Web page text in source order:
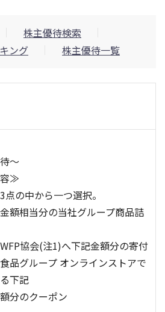
株主優待検索
ング
株主優待一覧
～
≫
の中から一つ選択。
額相当分の当社グループ商品詰
協会(注1)へ下記金額分の寄付
品グループ オンラインストアで
下記
のクーポン